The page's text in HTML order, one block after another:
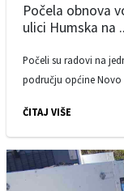
Počela obnova
ulici Humska na
Počeli su radovi na
području općine Novo
ČITAJ VIŠE